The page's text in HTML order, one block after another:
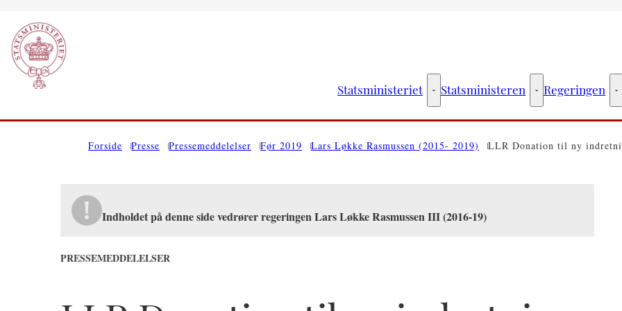
Statsministeriet Statsministeriet - Flere links
Statsministeren Statsministeren -
Regeringen
Forside Presse Pressemeddelelser Før 2019 Lars Løkke Rasmussen (2015- 2019) LLR Donation til ny
Indholdet på denne side vedrører regeringen Lars Løkke Rasmussen III (2016-19)
PRESSEMEDDELELSER